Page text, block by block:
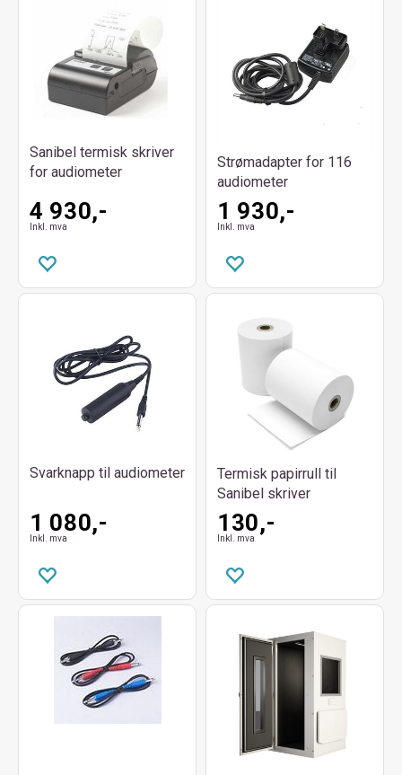
Sanibel termisk skriver
for audiometer
4 930,-
Inkl. mva
Strømadapter for 116
audiometer
1 930,-
Inkl. mva
Svarknapp til audiometer
1 080,-
Inkl. mva
Termisk papirrull til
Sanibel skriver
130,-
Inkl. mva